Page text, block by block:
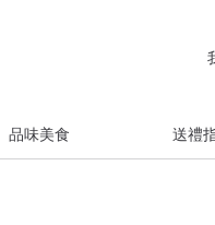
品味美食 送禮